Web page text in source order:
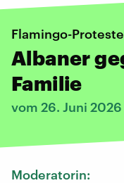
Flamingo-Proteste
Albaner
Familie
vom 26. Juni 2026
Moderatorin: